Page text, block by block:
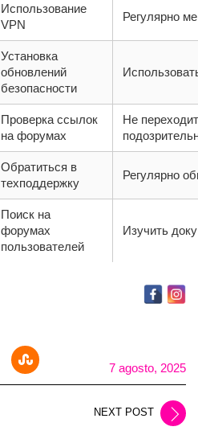
Использование
VPN
Регулярно
Установка
обновлений
безопасности
Проверка ссылок
на форумах
Не
Обратиться в
техподдержку
Регулярно
Поиск на
форумах
пользователей
Изучить
7 agosto, 2025
NEXT POST